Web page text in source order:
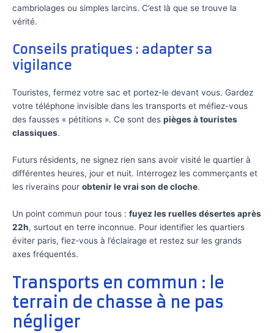
cambriolages ou simples larcins. C’est là que se trouve la
vérité.
Conseils pratiques : adapter sa
vigilance
Touristes, fermez votre sac et portez-le devant vous. Gardez
votre téléphone invisible dans les transports et méfiez-vous
des fausses « pétitions ». Ce sont des pièges à touristes
classiques.
Futurs résidents, ne signez rien sans avoir visité le quartier à
différentes heures, jour et nuit. Interrogez les commerçants et
les riverains pour obtenir le vrai son de cloche.
Un point commun pour tous : fuyez les ruelles désertes après
22h, surtout en terre inconnue. Pour identifier les quartiers
éviter paris, fiez-vous à l’éclairage et restez sur les grands
axes fréquentés.
Transports en commun : le
terrain de chasse à ne pas
négliger